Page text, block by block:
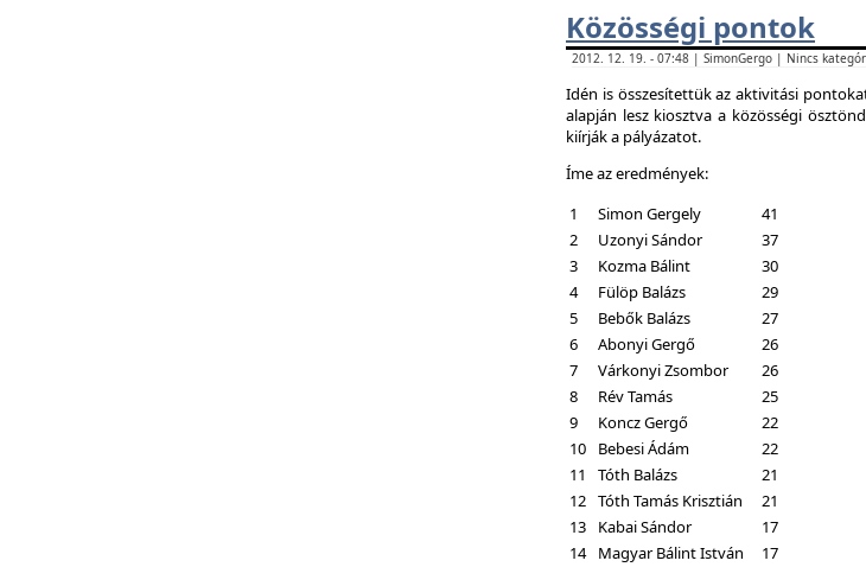
Közösségi pontok
2012. 12. 19. - 07:48 | SimonGergo | Nincs
Idén is összesítettük az aktivitási
alapján lesz kiosztva a közösségi
kiírják a pályázatot.
Íme az eredmények:
1
Simon Gergely
41
2
Uzonyi Sándor
37
3
Kozma Bálint
30
4
Fülöp Balázs
29
5
Bebők Balázs
27
6
Abonyi Gergő
26
7
Várkonyi Zsombor
26
8
Rév Tamás
25
9
Koncz Gergő
22
10
Bebesi Ádám
22
11
Tóth Balázs
21
12 Tóth Tamás Krisztián
21
13
Kabai Sándor
17
14 Magyar Bálint István
17